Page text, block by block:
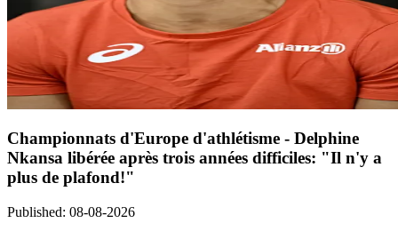
Championnats d'Europe d'athlétisme - Delphine
Nkansa libérée après trois années difficiles: "Il n'y a
plus de plafond!"
Published: 08-08-2026